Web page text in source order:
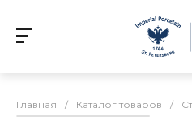
Главная / Каталог товаров /